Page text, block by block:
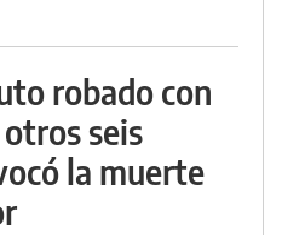
robado con
seis
la muerte